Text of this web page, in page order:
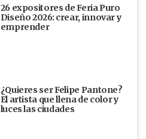
26 expositores de Feria Puro
Diseño 2026: crear, innovar y
emprender
¿Quieres ser Felipe Pantone?
El artista que llena de color y
luces las ciudades